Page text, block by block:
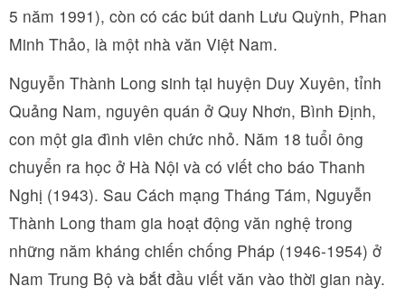
5 năm 1991), còn có các bút danh Lưu Quỳnh, Phan
Minh Thảo, là một nhà văn Việt Nam.
Nguyễn Thành Long sinh tại huyện Duy Xuyên, tỉnh
Quảng Nam, nguyên quán ở Quy Nhơn, Bình Định,
con một gia đình viên chức nhỏ. Năm 18 tuổi ông
chuyển ra học ở Hà Nội và có viết cho báo Thanh
Nghị (1943). Sau Cách mạng Tháng Tám, Nguyễn
Thành Long tham gia hoạt động văn nghệ trong
những năm kháng chiến chống Pháp (1946-1954) ở
Nam Trung Bộ và bắt đầu viết văn vào thời gian này.